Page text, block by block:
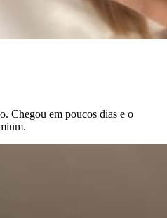
Chegou em poucos dias e o